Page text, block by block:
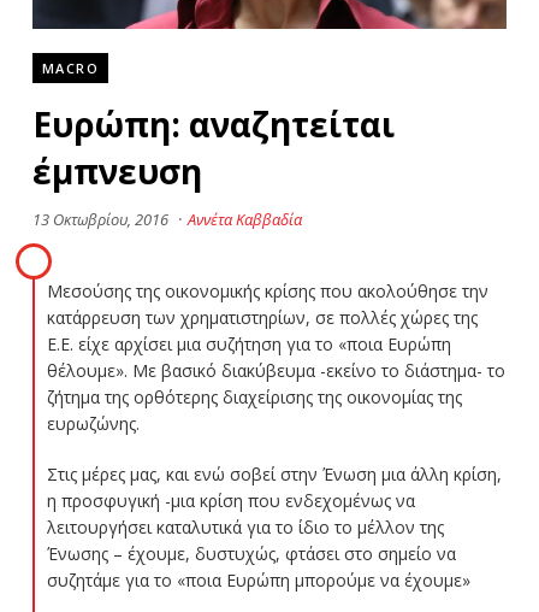
MACRO
Ευρώπη: αναζητείται
έμπνευση
13 Οκτωβρίου, 2016 · Αννέτα Καββαδία
Μεσούσης της οικονομικής κρίσης που ακολούθησε την
κατάρρευση των χρηματιστηρίων, σε πολλές χώρες της
Ε.Ε. είχε αρχίσει μια συζήτηση για το «ποια Ευρώπη
θέλουμε». Με βασικό διακύβευμα -εκείνο το διάστημα- το
ζήτημα της ορθότερης διαχείρισης της οικονομίας της
ευρωζώνης.
Στις μέρες μας, και ενώ σοβεί στην Ένωση μια άλλη κρίση,
η προσφυγική -μια κρίση που ενδεχομένως να
λειτουργήσει καταλυτικά για το ίδιο το μέλλον της
Ένωσης – έχουμε, δυστυχώς, φτάσει στο σημείο να
συζητάμε για το «ποια Ευρώπη μπορούμε να έχουμε»